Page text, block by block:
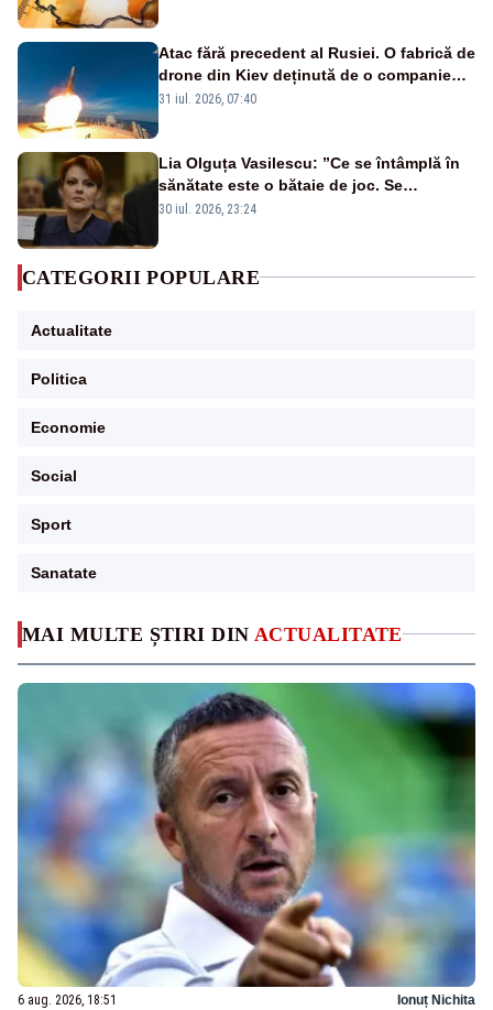
MAI MULTE ȘTIRI DIN ACTUALITATE
6 aug. 2026, 18:51 Ionuț Nichita
Atac fără precedent al Rusiei. O fabrică de
drone din Kiev deținută de o companie
americană, distrusă de o rachetă
31 iul. 2026, 07:40
Lia Olguța Vasilescu: ”Ce se întâmplă în
sănătate este o bătaie de joc. Se
guvernează extraordinar de prost”
30 iul. 2026, 23:24
CATEGORII POPULARE
Actualitate
Politica
Economie
Social
Sport
Sanatate